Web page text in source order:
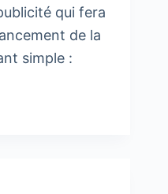
qui fera
de la
simple :